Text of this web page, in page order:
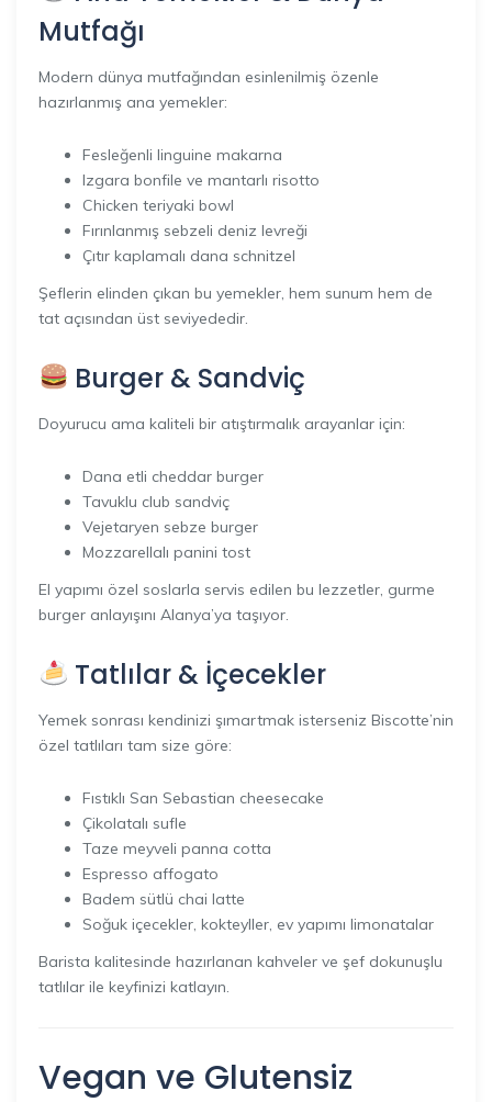
Mutfağı
Modern dünya mutfağından esinlenilmiş özenle
hazırlanmış ana yemekler:
Fesleğenli linguine makarna
Izgara bonfile ve mantarlı risotto
Chicken teriyaki bowl
Fırınlanmış sebzeli deniz levreği
Çıtır kaplamalı dana schnitzel
Şeflerin elinden çıkan bu yemekler, hem sunum hem de
tat açısından üst seviyededir.
Burger & Sandviç
Doyurucu ama kaliteli bir atıştırmalık arayanlar için:
Dana etli cheddar burger
Tavuklu club sandviç
Vejetaryen sebze burger
Mozzarellalı panini tost
El yapımı özel soslarla servis edilen bu lezzetler, gurme
burger anlayışını Alanya’ya taşıyor.
Tatlılar & İçecekler
Yemek sonrası kendinizi şımartmak isterseniz Biscotte’nin
özel tatlıları tam size göre:
Fıstıklı San Sebastian cheesecake
Çikolatalı sufle
Taze meyveli panna cotta
Espresso affogato
Badem sütlü chai latte
Soğuk içecekler, kokteyller, ev yapımı limonatalar
Barista kalitesinde hazırlanan kahveler ve şef dokunuşlu
tatlılar ile keyfinizi katlayın.
Vegan ve Glutensiz